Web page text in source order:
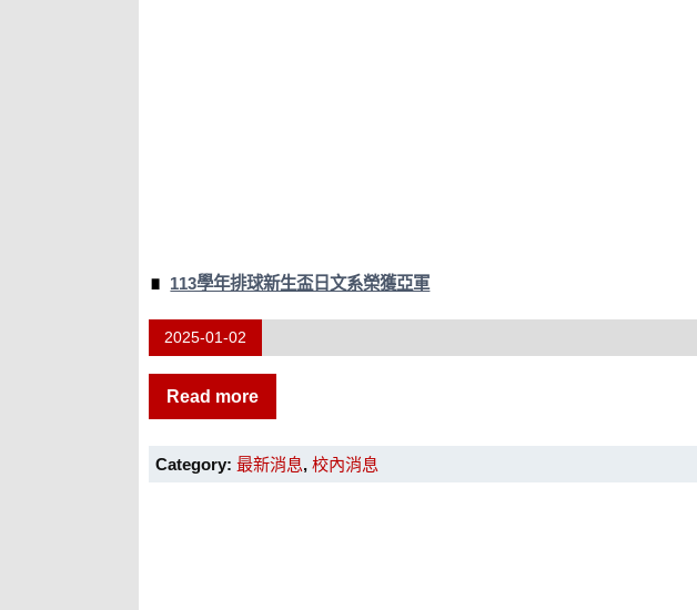
113學年排球新生盃日文系榮獲亞軍
2025-01-02
Read more
Category: 最新消息, 校內消息